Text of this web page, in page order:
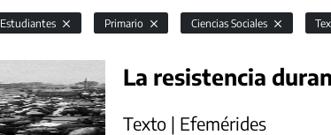
Estudiantes Primario Ciencias Sociales
La resistencia
Texto | Efemérides